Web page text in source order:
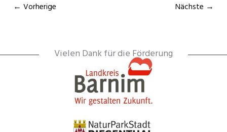
← Vorherige Nächste →
Vielen Dank für die Förderung